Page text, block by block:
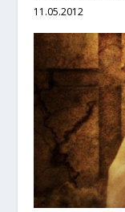
11.05.2012